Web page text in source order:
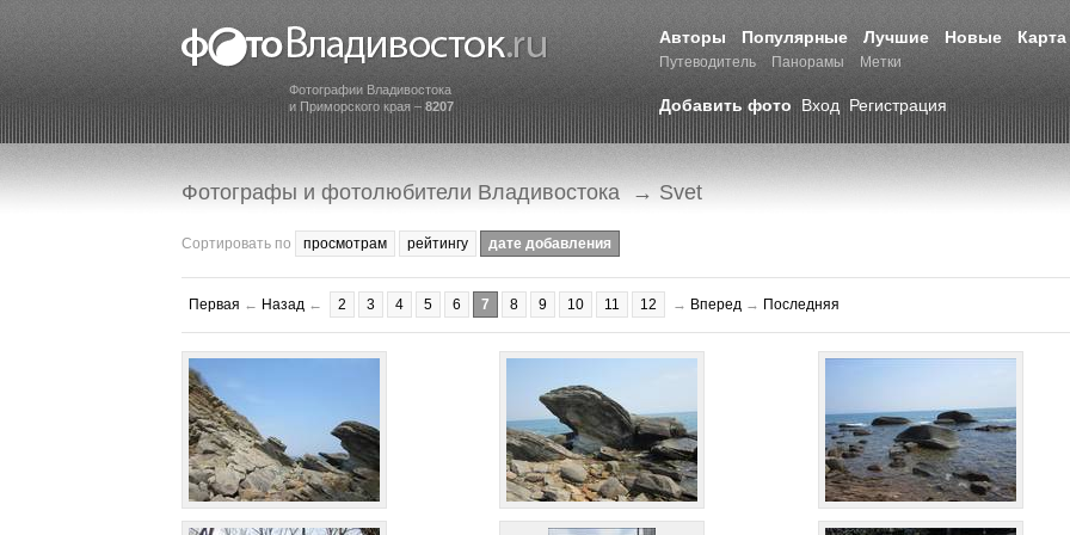
Фотографии Владивостока
и Приморского края – 8207
Авторы Популярные Лучшие Новые Карта
Путеводитель Панорамы Метки
Добавить фото Вход Регистрация
Фотографы и фотолюбители Владивостока → Svet
Сортировать по просмотрам рейтингу дате добавления
Первая ← Назад ← 2 3 4 5 6 7 8 9 10 11 12 → Вперед → Последняя